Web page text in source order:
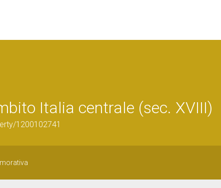
Italia centrale (sec. XVIII)
1200102741